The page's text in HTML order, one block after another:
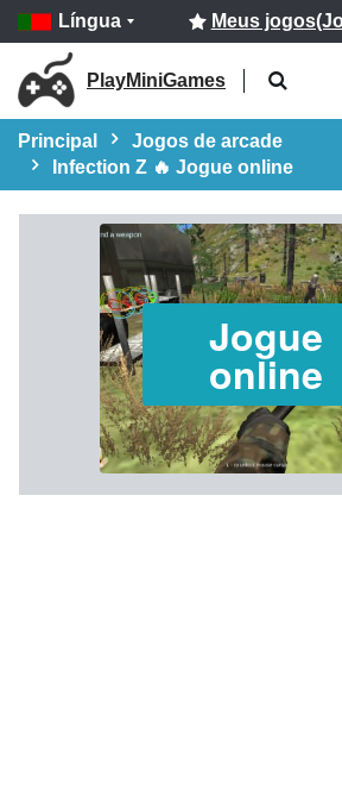
Língua Meus
PlayMiniGames
Principal
Jogos de arcade
Infection Z 🔥 Jogue online
Jogue
online